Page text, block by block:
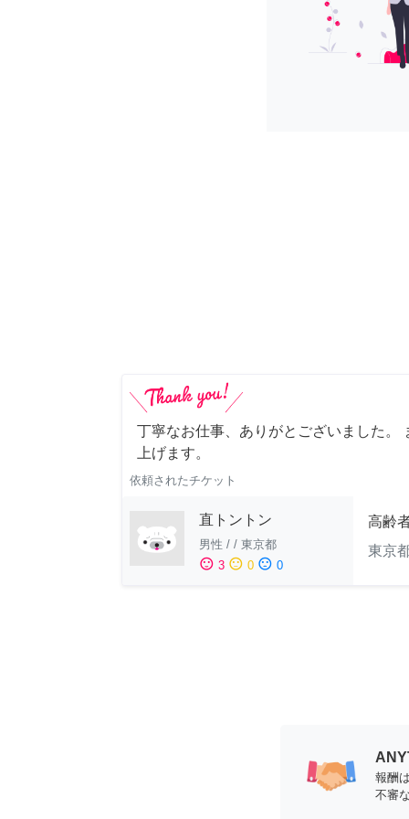
丁寧なお仕事、ありがとございました。
上げます。
依頼されたチケット
直トントン
男性 / / 東京都
sentiment_satisfied 3 sentiment_neutral 0 sentiment_dissatisfied 0
高齢
東京
報酬
不審